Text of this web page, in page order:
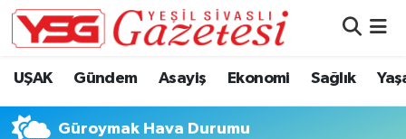
UŞAK Gündem Asayiş Ekonomi Sağlık
Güroymak Hava Durumu